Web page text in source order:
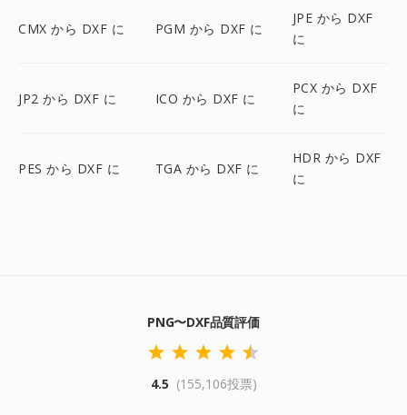
CMX から DXF に PGM から DXF に
JPE から DXF
に
JP2 から DXF に ICO から DXF に
PCX から DXF
に
PES から DXF に TGA から DXF に
HDR から DXF
に
PNG〜DXF品質評価
4.5 (155,106投票)